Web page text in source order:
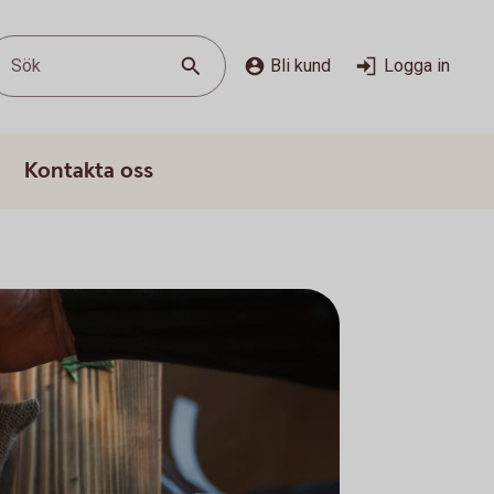
Sök Bli kund Logga in
Kontakta oss